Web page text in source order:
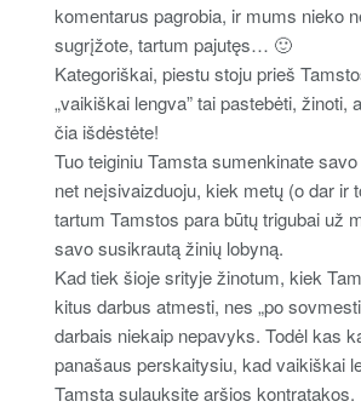
komentarus pagrobia, ir mums nieko
sugrįžote, tartum pajutęs… 🙂
Kategoriškai, piestu stoju prieš
„vaikiškai lengva” tai pastebėti, žinoti,
čia išdėstėte!
Tuo teiginiu Tamsta sumenkinate
net neįsivaizduoju, kiek metų (o dar ir
tartum Tamstos para būtų trigubai už
savo susikrautą žinių lobyną.
Kad tiek šioje srityje žinotum, kiek
kitus darbus atmesti, nes „po
darbais niekaip nepavyks. Todėl kas
panašaus perskaitysiu, kad vaikiškai
Tamsta sulauksite aršios kontratakos.